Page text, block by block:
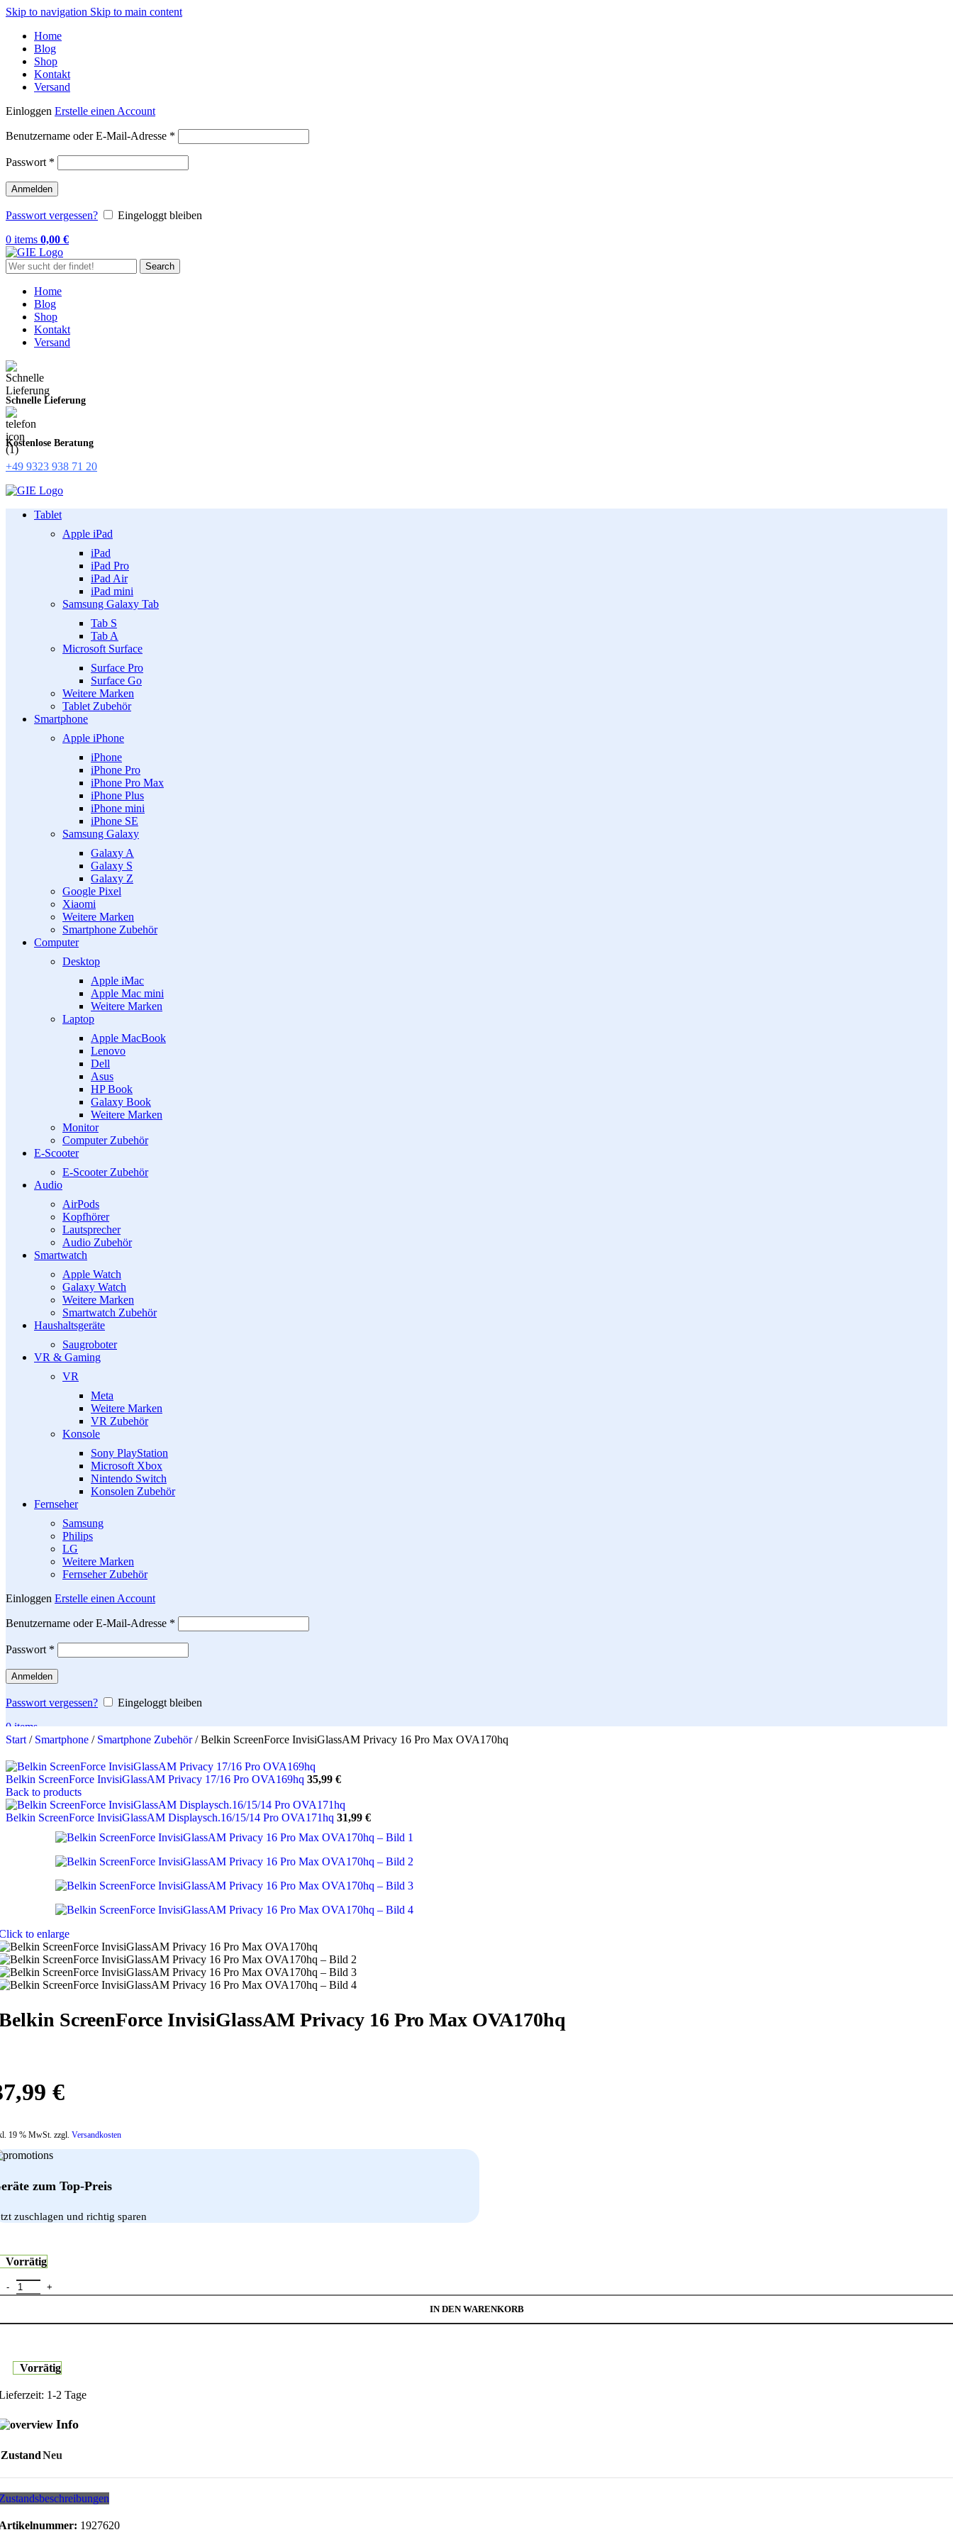
Skip to navigation Skip to main content
Home
Blog
Shop
Kontakt
Versand
Einloggen Erstelle einen Account
Benutzername oder E-Mail-Adresse *
Passwort *
Anmelden
Passwort vergessen?
Eingeloggt bleiben
0 items 0,00 €
Search
Home
Blog
Shop
Kontakt
Versand
Schnelle Lieferung
Kostenlose Beratung
+49 9323 938 71 20
Tablet
Apple iPad
iPad
iPad Pro
iPad Air
iPad mini
Samsung Galaxy Tab
Tab S
Tab A
Microsoft Surface
Surface Pro
Surface Go
Weitere Marken
Tablet Zubehör
Smartphone
Apple iPhone
iPhone
iPhone Pro
iPhone Pro Max
iPhone Plus
iPhone mini
iPhone SE
Samsung Galaxy
Galaxy A
Galaxy S
Galaxy Z
Google Pixel
Xiaomi
Weitere Marken
Smartphone Zubehör
Computer
Desktop
Apple iMac
Apple Mac mini
Weitere Marken
Laptop
Apple MacBook
Lenovo
Dell
Asus
HP Book
Galaxy Book
Weitere Marken
Monitor
Computer Zubehör
E-Scooter
E-Scooter Zubehör
Audio
AirPods
Kopfhörer
Lautsprecher
Audio Zubehör
Smartwatch
Apple Watch
Galaxy Watch
Weitere Marken
Smartwatch Zubehör
Haushaltsgeräte
Saugroboter
VR & Gaming
VR
Meta
Weitere Marken
VR Zubehör
Konsole
Sony PlayStation
Microsoft Xbox
Nintendo Switch
Konsolen Zubehör
Fernseher
Samsung
Philips
LG
Weitere Marken
Fernseher Zubehör
Einloggen Erstelle einen Account
Benutzername oder E-Mail-Adresse *
Passwort *
Anmelden
Passwort vergessen?
Eingeloggt bleiben
0items
Search
Start / Smartphone / Smartphone Zubehör/ Belkin ScreenForce InvisiGlassAM Privacy 16 Pro Max OVA170hq
Belkin ScreenForce InvisiGlassAM Privacy 17/16 Pro OVA169hq 35,99 €
Back to products
Belkin ScreenForce InvisiGlassAM Displaysch.16/15/14 Pro OVA171hq 31,99 €
to enlarge
ScreenForce InvisiGlassAM Privacy 16 Pro Max OVA170hq
€
19 % MwSt. zzgl. Versandkosten
zum Top-Preis
zuschlagen und richtig sparen
Vorrätig
ScreenForce InvisiGlassAM Privacy 16 Pro Max OVA170hq Menge
IN DEN WARENKORB
Vorrätig
1-2 Tage
Info
ZustandNeu
1927620